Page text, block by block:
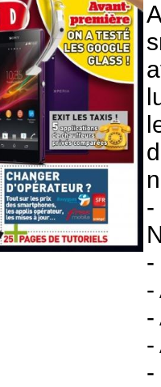
-
-
-
-
-
-